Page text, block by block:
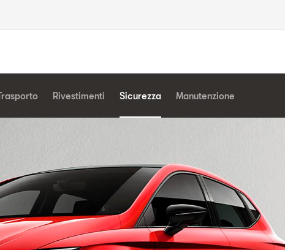
Rivestimenti Sicurezza Manutenzione